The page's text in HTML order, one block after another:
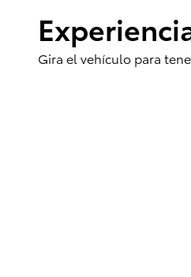
Gira el vehículo para